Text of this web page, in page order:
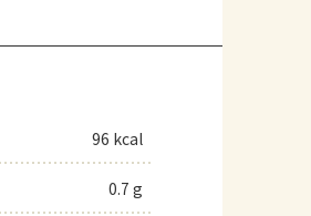
96 kcal
0.7 g